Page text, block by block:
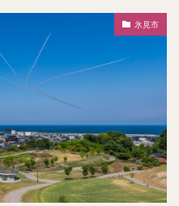
氷見市